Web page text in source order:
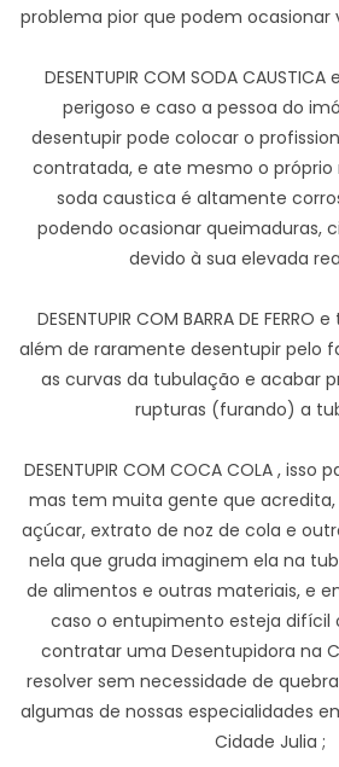
problema pior que podem ocasionar
DESENTUPIR COM SODA
perigoso e caso a pessoa do
desentupir pode colocar o
contratada, e ate mesmo o próprio
soda caustica é altamente
podendo ocasionar queimaduras,
devido à sua elevada
DESENTUPIR COM BARRA DE
além de raramente desentupir pelo
as curvas da tubulação e acabar
rupturas (furando) a
DESENTUPIR COM COCA COLA ,
mas tem muita gente que
açúcar, extrato de noz de cola e
nela que gruda imaginem ela na
de alimentos e outras materiais, e
caso o entupimento esteja difícil
contratar uma Desentupidora na
resolver sem necessidade de
algumas de nossas especialidades
Cidade Julia ;